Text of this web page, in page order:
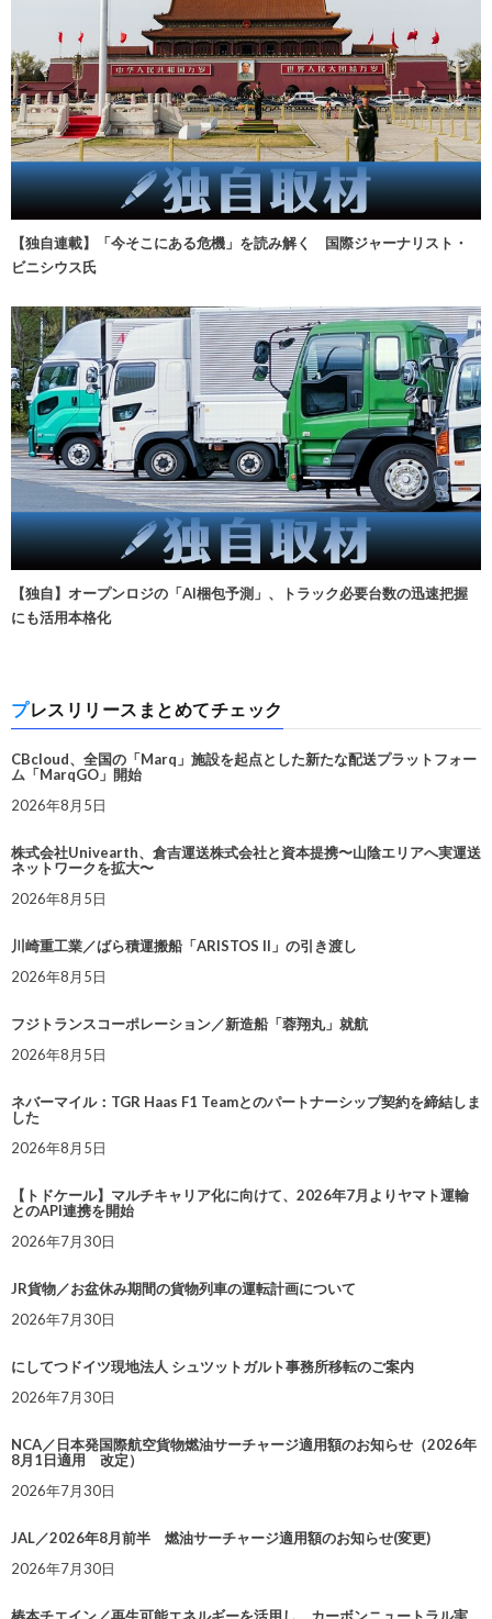
【独自連載】「今そこにある危機」を読み解く 国際ジャーナリスト・
ビニシウス氏
【独自】オープンロジの「AI梱包予測」、トラック必要台数の迅速把握
にも活用本格化
プレスリリースまとめてチェック
CBcloud、全国の「Marq」施設を起点とした新たな配送プラットフォー
ム「MarqGO」開始
2026年8月5日
株式会社Univearth、倉吉運送株式会社と資本提携〜山陰エリアへ実運送
ネットワークを拡大〜
2026年8月5日
川崎重工業／ばら積運搬船「ARISTOS II」の引き渡し
2026年8月5日
フジトランスコーポレーション／新造船「蓉翔丸」就航
2026年8月5日
ネバーマイル：TGR Haas F1 Teamとのパートナーシップ契約を締結しま
した
2026年8月5日
【トドケール】マルチキャリア化に向けて、2026年7月よりヤマト運輸
とのAPI連携を開始
2026年7月30日
JR貨物／お盆休み期間の貨物列車の運転計画について
2026年7月30日
にしてつドイツ現地法人 シュツットガルト事務所移転のご案内
2026年7月30日
NCA／日本発国際航空貨物燃油サーチャージ適用額のお知らせ（2026年
8月1日適用 改定）
2026年7月30日
JAL／2026年8月前半 燃油サーチャージ適用額のお知らせ(変更)
2026年7月30日